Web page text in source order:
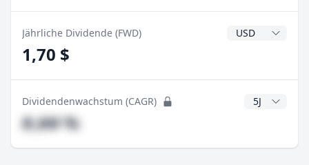
Jährliche Dividende (FWD)
1,70 $
Dividendenwachstum (CAGR) CAGR Jahre
#,## %